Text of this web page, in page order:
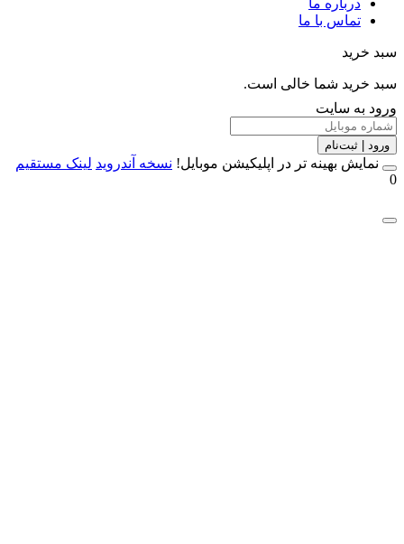
تماس با ما
خرید شما خالی است.
به سایت
| ثبت‌نام
بهینه تر در اپلیکیشن موبایل!نسخه آندروید لینک مستقیم